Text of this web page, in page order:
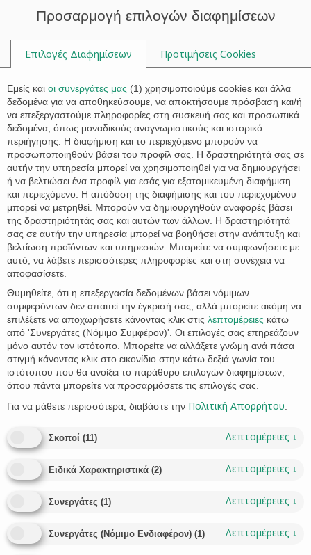
Ετικέτα:πιστοποιητικό
Πιστοποιητικό Κτηματογραφούμενου Ακινήτου
Μια επιπλέον ψηφιακή υπηρεσία σχετικά με το
Κτηματολόγιο ενεργοποίησε τη Μεγάλη Δευτέρα το
Υπουργείο Ψηφιακής Διακυβέρνησης, καθώς πλέον
διατίθεται ψηφιακά το Πιστοποιητικό
Κτηματογραφούμενου Ακινήτου. Η πρωτοβουλία αυτή
έρχεται σε συνέχεια της προ ημερών ενεργοποίησης της
δυνατότητας εξ αποστάσεως ελέγχου σε ακίνητα που
βρίσκονται σε περιοχές όπου λειτουργεί το Κτηματολόγιο
καθώς και της αναβάθμισης της πλατφόρμας…
Προσαρμογή επιλογών διαφημίσεων
Επιλογές Διαφημίσεων Προτιμήσεις Cookies
Εμείς και οι συνεργάτες μας (1) χρησιμοποιούμε cookies και άλλα
δεδομένα για να αποθηκεύσουμε, να αποκτήσουμε πρόσβαση και/ή
να επεξεργαστούμε πληροφορίες στη συσκευή σας και προσωπικά
δεδομένα, όπως μοναδικούς αναγνωριστικούς και ιστορικό
περιήγησης. Η διαφήμιση και το περιεχόμενο μπορούν να
προσωποποιηθούν βάσει του προφίλ σας. Η δραστηριότητά σας σε
αυτήν την υπηρεσία μπορεί να χρησιμοποιηθεί για να δημιουργήσει
ή να βελτιώσει ένα προφίλ για εσάς για εξατομικευμένη διαφήμιση
και περιεχόμενο. Η απόδοση της διαφήμισης και του περιεχομένου
μπορεί να μετρηθεί. Μπορούν να δημιουργηθούν αναφορές βάσει
της δραστηριότητάς σας και αυτών των άλλων. Η δραστηριότητά
σας σε αυτήν την υπηρεσία μπορεί να βοηθήσει στην ανάπτυξη και
βελτίωση προϊόντων και υπηρεσιών. Μπορείτε να συμφωνήσετε με
αυτό, να λάβετε περισσότερες πληροφορίες και στη συνέχεια να
αποφασίσετε.
Θυμηθείτε, ότι η επεξεργασία δεδομένων βάσει νόμιμων
συμφερόντων δεν απαιτεί την έγκρισή σας, αλλά μπορείτε ακόμη να
επιλέξετε να αποχωρήσετε κάνοντας κλικ στις λεπτομέρειες κάτω
από 'Συνεργάτες (Νόμιμο Συμφέρον)'. Οι επιλογές σας επηρεάζουν
μόνο αυτόν τον ιστότοπο. Μπορείτε να αλλάξετε γνώμη ανά πάσα
στιγμή κάνοντας κλικ στο εικονίδιο στην κάτω δεξιά γωνία του
ιστότοπου που θα ανοίξει το παράθυρο επιλογών διαφημίσεων,
όπου πάντα μπορείτε να προσαρμόσετε τις επιλογές σας.
Για να μάθετε περισσότερα, διαβάστε την Πολιτική Απορρήτου
Σκοποί (11) Λεπτομέρειες ↓
Ειδικά Χαρακτηριστικά (2) Λεπτομέρειες ↓
Συνεργάτες (1) Λεπτομέρειες ↓
Συνεργάτες (Νόμιμο Ενδιαφέρον) (1) Λεπτομέρειες ↓